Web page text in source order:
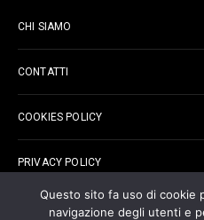
CHI SIAMO
CONTATTI
COOKIES POLICY
PRIVACY POLICY
Questo sito fa uso di cookie
navigazione degli utenti e